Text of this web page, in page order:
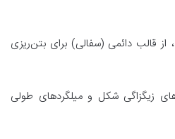
قالب دائمی (سفالی) برای بتن‌ریزی
زیگزاگی شکل و میلگردهای طولی